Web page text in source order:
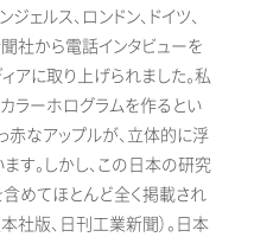
ェルス、ロンドン、ドイツ、
社から電話インタビューを
アに取り上げられました。私
ラーホログラムを作るとい
赤なアップルが、立体的に浮
す。しかし、この日本の研究
めてほとんど全く掲載され
社版、日刊工業新聞）。日本